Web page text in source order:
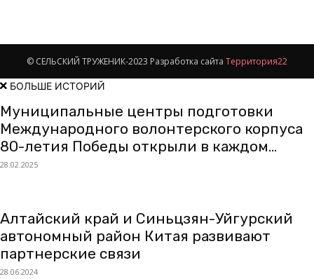
© СЕЛЬСКИЙ ТРУЖЕНИК-2023 Разработка сайта Территория22
БОЛЬШЕ ИСТОРИЙ
Муниципальные центры подготовки
Международного волонтерского корпуса
80-летия Победы открыли в каждом...
28.02.2025
Алтайский край и Синьцзян-Уйгурский
автономный район Китая развивают
партнерские связи
28.06.2024